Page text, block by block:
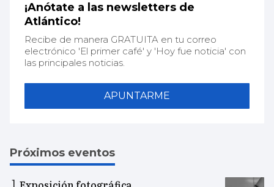
¡Anótate a las newsletters de
Atlántico!
Recibe de manera GRATUITA en tu correo
electrónico 'El primer café' y 'Hoy fue noticia' con
las principales noticias.
APUNTARME
Próximos eventos